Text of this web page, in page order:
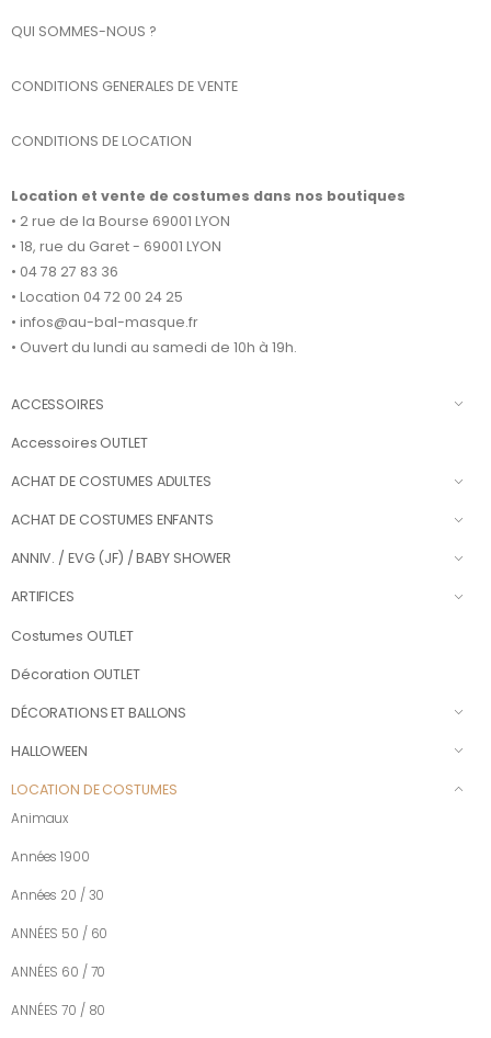
QUI SOMMES-NOUS ?
CONDITIONS GENERALES DE VENTE
CONDITIONS DE LOCATION
Location et vente de costumes dans nos boutiques
• 2 rue de la Bourse 69001 LYON
• 18, rue du Garet - 69001 LYON
• 04 78 27 83 36
• Location 04 72 00 24 25
• infos@au-bal-masque.fr
• Ouvert du lundi au samedi de 10h à 19h.
ACCESSOIRES
Accessoires OUTLET
ACHAT DE COSTUMES ADULTES
ACHAT DE COSTUMES ENFANTS
ANNIV. / EVG (JF) / BABY SHOWER
ARTIFICES
Costumes OUTLET
Décoration OUTLET
DÉCORATIONS ET BALLONS
HALLOWEEN
LOCATION DE COSTUMES
Animaux
Années 1900
Années 20 / 30
ANNÉES 50 / 60
ANNÉES 60 / 70
ANNÉES 70 / 80